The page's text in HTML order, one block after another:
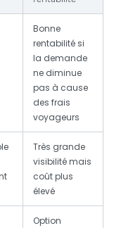
Bonne
rentabilité si
la demande
ne diminue
pas à cause
des frais
voyageurs
Très grande
visibilité mais
coût plus
élevé
Option